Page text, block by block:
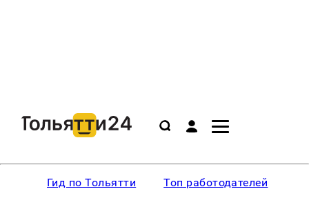
Гид по Тольятти Топ работодателей